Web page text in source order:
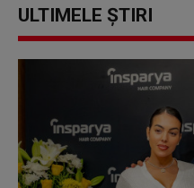
ULTIMELE ȘTIRI